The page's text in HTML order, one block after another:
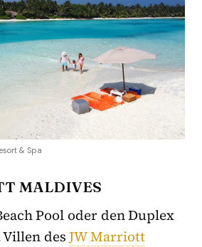
& Spa
MALDIVES
Pool oder den Duplex
Villen desJW Marriott